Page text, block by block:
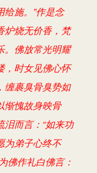
施。”作是念
炉烧无价香，梵
。佛放常光明耀
，时女见佛心怀
缠裹臭骨臭势如
惭愧故身映骨
而言：“如来功
为弟子心终不
佛作礼白佛言：